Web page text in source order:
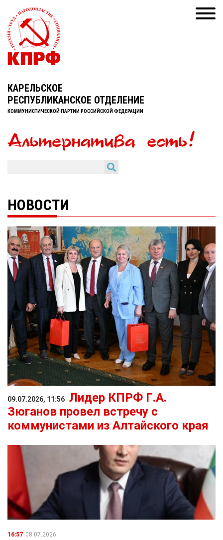
КАРЕЛЬСКОЕ
РЕСПУБЛИКАНСКОЕ ОТДЕЛЕНИЕ
КОММУНИСТИЧЕСКОЙ ПАРТИИ РОССИЙСКОЙ ФЕДЕРАЦИИ
НОВОСТИ
09.07.2026, 11:56 Лидер КПРФ Г.А.
Зюганов провел встречу с
коммунистами из Алтайского края
16:57 08.07.2026